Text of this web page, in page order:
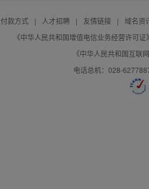
付款方式 | 人才招聘 | 友情链接 |
域名资
《中华人民共和国增值电信业务经营许可
《中华人民共和国互联
电话总机：028-